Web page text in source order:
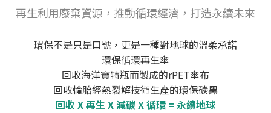
再生利用廢棄資源，推動循環經濟，打造永續未來
環保不是只是口號，更是一種對地球的溫柔承諾
環保循環再生傘
回收海洋寶特瓶而製成的rPET傘布
回收輪胎經熱裂解技術生產的環保碳黑
回收 X 再生 X 減碳 X 循環 = 永續地球